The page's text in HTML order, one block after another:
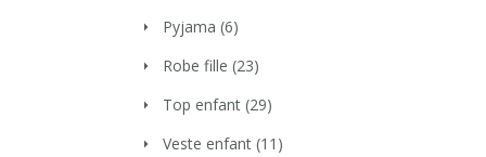
Pyjama (6)
Robe fille (23)
Top enfant (29)
Veste enfant (11)